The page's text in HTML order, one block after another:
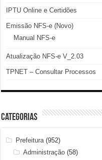
IPTU Online e Certidões
Emissão NFS-e (Novo)
Manual NFS-e
Atualização NFS-e V_2.03
TPNET – Consultar Processos
Categorias
Prefeitura (952)
Administração (58)